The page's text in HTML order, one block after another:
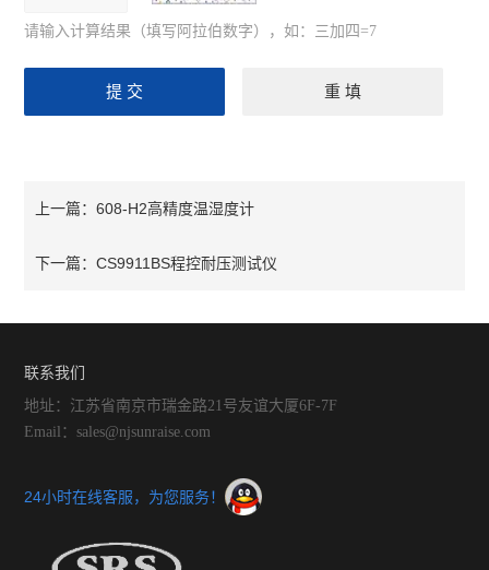
请输入计算结果（填写阿拉伯数字），如：三加四=7
上一篇：608-H2高精度温湿度计
下一篇：CS9911BS程控耐压测试仪
联系我们
地址：江苏省南京市瑞金路21号友谊大厦6F-7F
Email：sales@njsunraise.com
24小时在线客服，为您服务！